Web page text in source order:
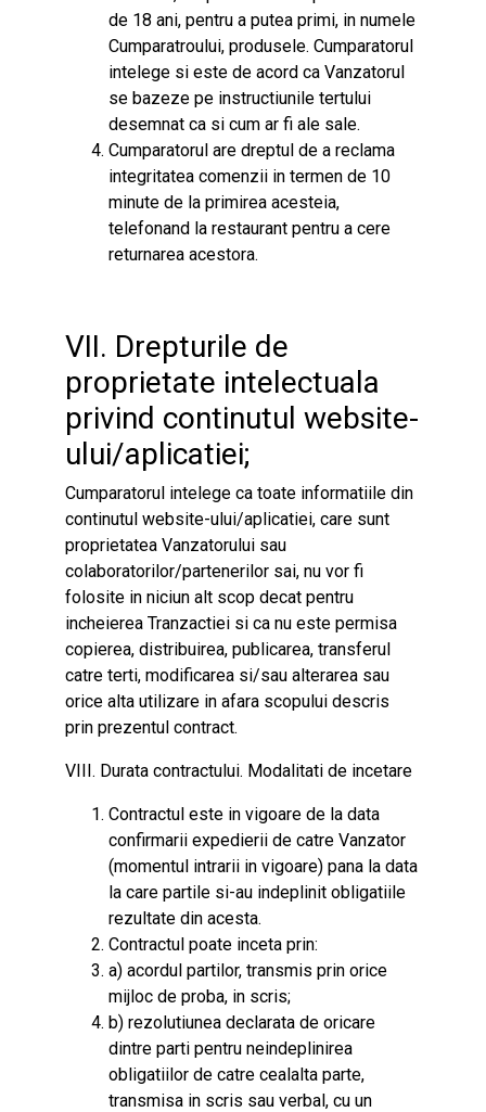
de 18 ani, pentru a putea primi, in numele
Cumparatroului, produsele. Cumparatorul
intelege si este de acord ca Vanzatorul
se bazeze pe instructiunile tertului
desemnat ca si cum ar fi ale sale.
Cumparatorul are dreptul de a reclama
integritatea comenzii in termen de 10
minute de la primirea acesteia,
telefonand la restaurant pentru a cere
returnarea acestora.
VII. Drepturile de
proprietate intelectuala
privind continutul website-
ului/aplicatiei;
Cumparatorul intelege ca toate informatiile din
continutul website-ului/aplicatiei, care sunt
proprietatea Vanzatorului sau
colaboratorilor/partenerilor sai, nu vor fi
folosite in niciun alt scop decat pentru
incheierea Tranzactiei si ca nu este permisa
copierea, distribuirea, publicarea, transferul
catre terti, modificarea si/sau alterarea sau
orice alta utilizare in afara scopului descris
prin prezentul contract.
VIII. Durata contractului. Modalitati de incetare
Contractul este in vigoare de la data
confirmarii expedierii de catre Vanzator
(momentul intrarii in vigoare) pana la data
la care partile si-au indeplinit obligatiile
rezultate din acesta.
Contractul poate inceta prin:
a) acordul partilor, transmis prin orice
mijloc de proba, in scris;
b) rezolutiunea declarata de oricare
dintre parti pentru neindeplinirea
obligatiilor de catre cealalta parte,
transmisa in scris sau verbal, cu un